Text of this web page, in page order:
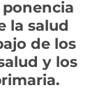
la salud
de los
y los